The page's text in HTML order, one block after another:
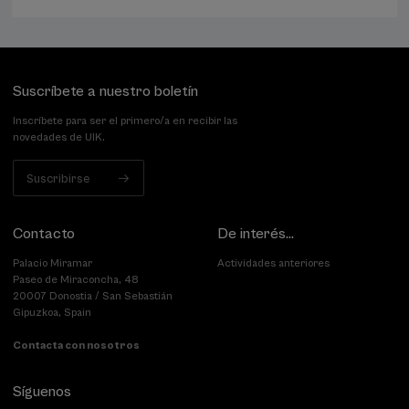
Suscríbete a nuestro boletín
Inscríbete para ser el primero/a en recibir las
novedades de UIK.
Suscribirse
Contacto
Palacio Miramar
Paseo de Miraconcha, 48
20007 Donostia / San Sebastián
Gipuzkoa, Spain
Contacta con nosotros
De interés...
Actividades anteriores
Síguenos